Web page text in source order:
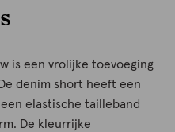
is een vrolijke toevoeging
denim short heeft een
elastische tailleband
De kleurrijke